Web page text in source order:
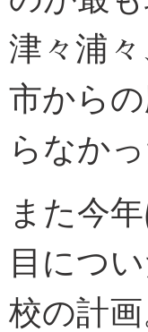
津々浦
市から
らなか
また今
目につ
校の計